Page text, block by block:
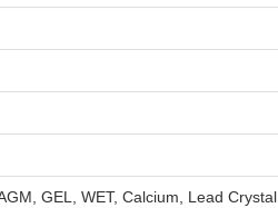
AGM, GEL, WET, Calcium, Lead Crystal